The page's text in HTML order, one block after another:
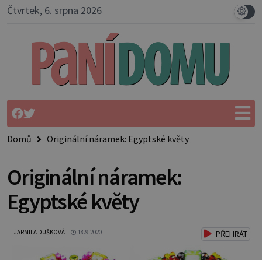
Čtvrtek, 6. srpna 2026
Domů Originální náramek: Egyptské květy
Originální náramek:
Egyptské květy
JARMILA DUŠKOVÁ 18.9.2020 PŘEHRÁT